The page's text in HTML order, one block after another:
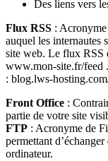
Des liens vers
Flux RSS :
auquel les internautes
site web. Le flux RSS
www.mon-site.fr/feed
: blog.lws-
Front Office :
partie de votre site
FTP : Acronyme de
permettant
ordinateur.